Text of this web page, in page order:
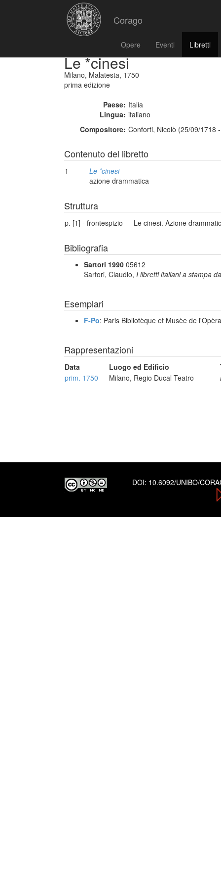
Corago
Opere Eventi Libretti
Le *cinesi
Milano, Malatesta, 1750
prima edizione
Paese: Italia
Lingua: italiano
Compositore: Conforti, Nicolò (25/09/1718
Contenuto del libretto
1
Le *cinesi
azione drammatica
Struttura
p. [1] - frontespizio Le cinesi. Azione
Bibliografia
Sartori 1990 05612
Sartori, Claudio, I libretti italiani a stampa
Esemplari
F-Po: Paris Bibliotèque et Musèe de l'Opèra
Rappresentazioni
Data Luogo ed Edificio
prim. 1750
Milano, Regio Ducal Teatro
DOI: 10.6092/UNIBO/